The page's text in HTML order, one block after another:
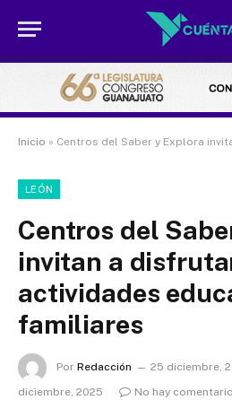
Inicio » Centros del Saber y Explora invitan a disfrutar
LEÓN
Centros del
invitan a
actividades
familiares
Por Redacción 25 diciembre,
diciembre, 2025
No hay